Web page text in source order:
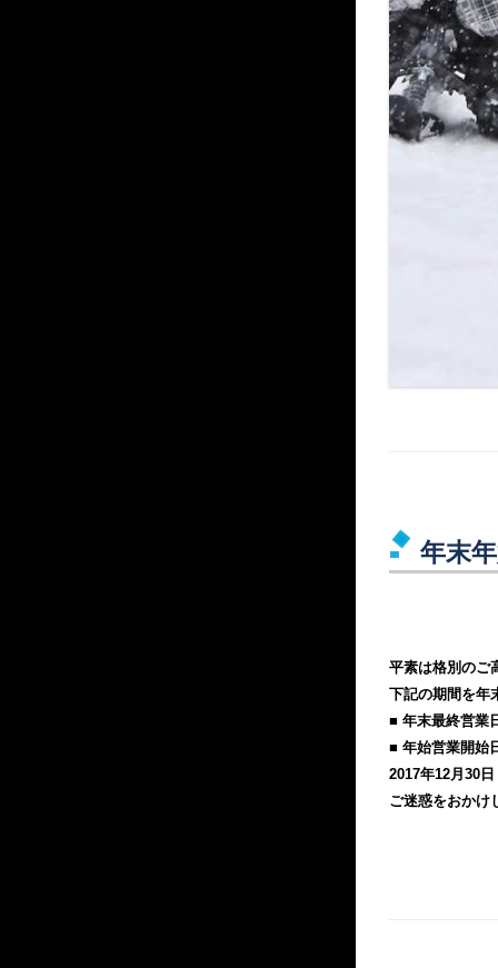
年末
平素は格別のご
下記の期間を年
■ 年末最終営業
■ 年始営業開始
2017年12月30
ご迷惑をおかけ